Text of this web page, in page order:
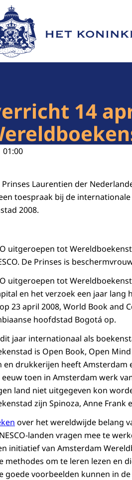
de homepage van Het Koninklijk
14
01:00
Laurentien der
toespraak bij de
2008.
uitgeroepen tot
De Prinses is
uitgeroepen tot
en het verzoek een jaar lang
23 april 2008, World Book and
hoofdstad Bogotá op.
jaar internationaal als
is Open Book, Open Mind
drukkerijen heeft Amsterdam
toen in Amsterdam werk
land niet uitgegeven kon
zijn Spinoza, Anne Frank
over het wereldwijde belang
landen vragen mee te
initiatief van Amsterdam
methodes om te leren lezen en
goede voorbeelden kunnen in